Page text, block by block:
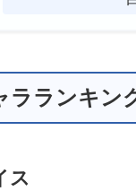
ラランキン
ス